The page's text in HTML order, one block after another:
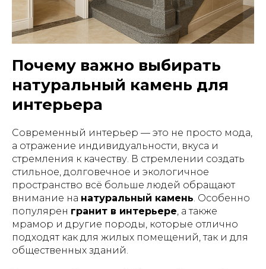
Почему важно выбирать
натуральный камень для
интерьера
Современный интерьер — это не просто мода,
а отражение индивидуальности, вкуса и
стремления к качеству. В стремлении создать
стильное, долговечное и экологичное
пространство всё больше людей обращают
внимание на натуральный камень. Особенно
популярен гранит в интерьере, а также
мрамор и другие породы, которые отлично
подходят как для жилых помещений, так и для
общественных зданий.